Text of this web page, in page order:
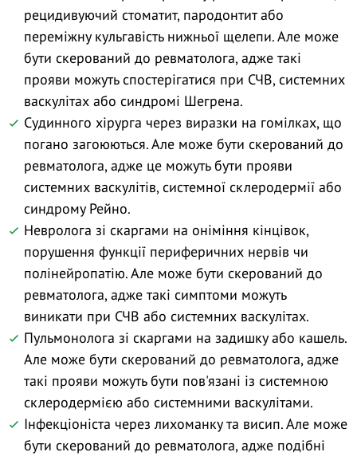
рецидивуючий стоматит, пародонтит або
переміжну кульгавість нижньої щелепи. Але може
бути скерований до ревматолога, адже такі
прояви можуть спостерігатися при СЧВ, системних
васкулітах або синдромі Шегрена.
Судинного хірурга через виразки на гомілках, що
погано загоюються. Але може бути скерований до
ревматолога, адже це можуть бути прояви
системних васкулітів, системної склеродермії або
синдрому Рейно.
Невролога зі скаргами на оніміння кінцівок,
порушення функції периферичних нервів чи
полінейропатію. Але може бути скерований до
ревматолога, адже такі симптоми можуть
виникати при СЧВ або системних васкулітах.
Пульмонолога зі скаргами на задишку або кашель.
Але може бути скерований до ревматолога, адже
такі прояви можуть бути пов'язані із системною
склеродермією або системними васкулітами.
Інфекціоніста через лихоманку та висип. Але може
бути скерований до ревматолога, адже подібні